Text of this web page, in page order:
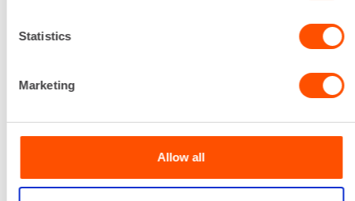
Statistics
Marketing
Allow all
Renta
Löydät meidät osoitteesta